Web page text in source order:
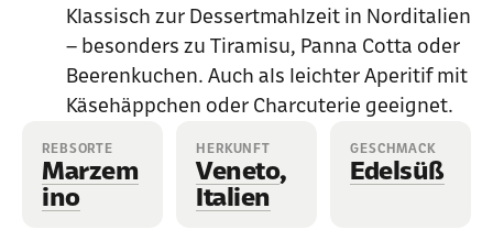
Klassisch zur Dessertmahlzeit in Norditalien
– besonders zu Tiramisu, Panna Cotta oder
Beerenkuchen. Auch als leichter Aperitif mit
Käsehäppchen oder Charcuterie geeignet.
REBSORTE
Marzem
ino
HERKUNFT
Veneto,
Italien
GESCHMACK
Edelsüß